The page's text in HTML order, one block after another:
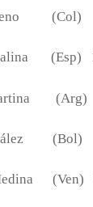
(Col)
(Esp)
(Arg)
(Bol)
(Ven)